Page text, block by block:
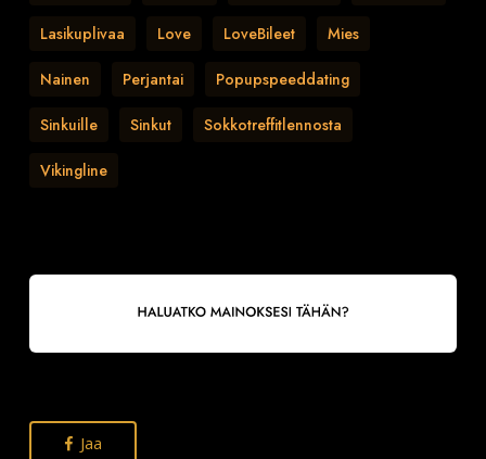
Lasikuplivaa Love LoveBileet Mies
Nainen Perjantai Popupspeeddating
Sinkuille Sinkut Sokkotreffitlennosta
Vikingline
Jaa